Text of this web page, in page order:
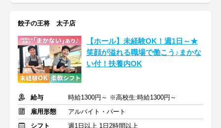
餃子の王将 太子店
【ホール】未経験OK！週1日～★
笑顔が溢れる職場で働こう♪まかな
い付！扶養内OK
給与
時給1300円～ ※高校生:時給1300円～
雇用形態
アルバイト・パート
シフト
週1日以上 1日2時間以上